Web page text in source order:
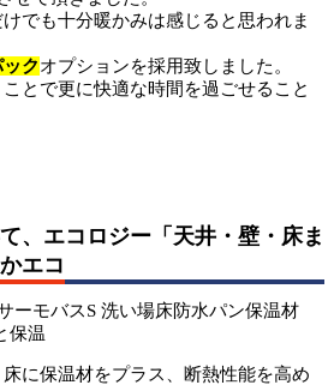
でも十分暖かみは感じると思われま
クオプションを採用致しました。
とで更に快適な時間を過ごせること
、エコロジー「天井・壁・床ま
エコ
に保温材をプラス、断熱性能を高め